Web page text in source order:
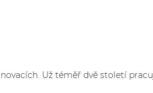
Už téměř dvě století